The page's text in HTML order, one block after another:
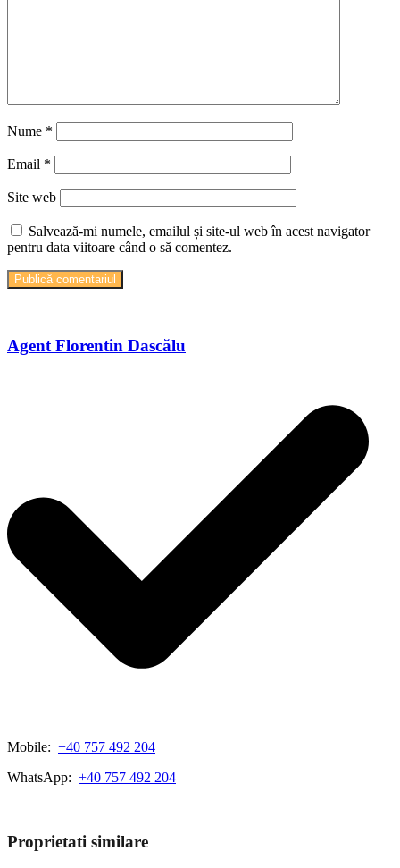
Nume *
Email *
Site web
Salvează-mi numele, emailul și site-ul web în acest navigator
pentru data viitoare când o să comentez.
Agent Florentin Dascălu
Mobile: +40 757 492 204
WhatsApp: +40 757 492 204
Proprietati similare